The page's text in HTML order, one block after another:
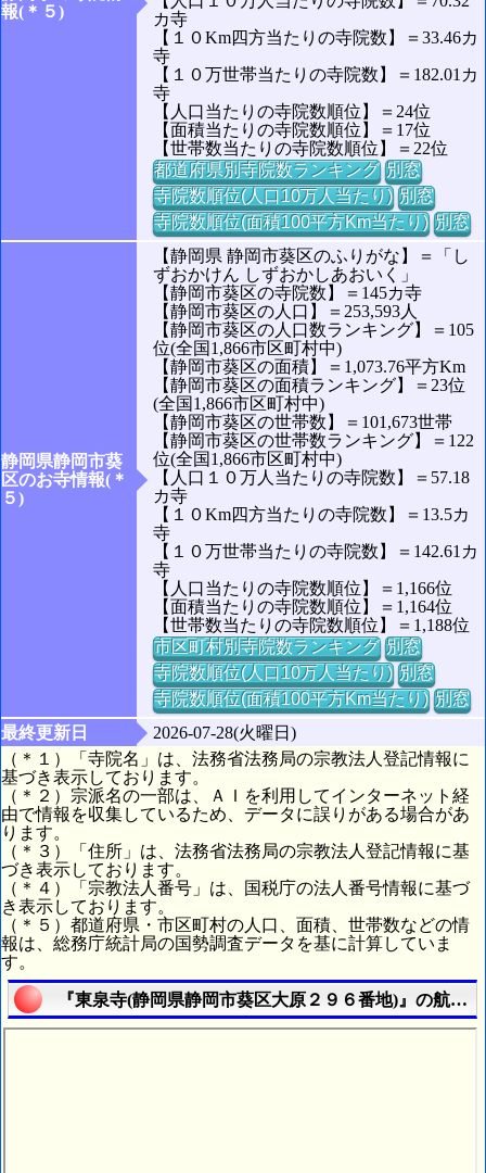
報(＊５)
カ寺
【１０Km四方当たりの寺院数】＝33.46カ
寺
【１０万世帯当たりの寺院数】＝182.01カ
寺
【人口当たりの寺院数順位】＝24位
【面積当たりの寺院数順位】＝17位
【世帯数当たりの寺院数順位】＝22位
都道府県別寺院数ランキング 別窓
寺院数順位(人口10万人当たり) 別窓
寺院数順位(面積100平方Km当たり) 別窓
静岡県静岡市葵
区のお寺情報(＊
５)
【静岡県 静岡市葵区のふりがな】＝「し
ずおかけん しずおかしあおいく」
【静岡市葵区の寺院数】＝145カ寺
【静岡市葵区の人口】＝253,593人
【静岡市葵区の人口数ランキング】＝105
位(全国1,866市区町村中)
【静岡市葵区の面積】＝1,073.76平方Km
【静岡市葵区の面積ランキング】＝23位
(全国1,866市区町村中)
【静岡市葵区の世帯数】＝101,673世帯
【静岡市葵区の世帯数ランキング】＝122
位(全国1,866市区町村中)
【人口１０万人当たりの寺院数】＝57.18
カ寺
【１０Km四方当たりの寺院数】＝13.5カ
寺
【１０万世帯当たりの寺院数】＝142.61カ
寺
【人口当たりの寺院数順位】＝1,166位
【面積当たりの寺院数順位】＝1,164位
【世帯数当たりの寺院数順位】＝1,188位
市区町村別寺院数ランキング 別窓
寺院数順位(人口10万人当たり) 別窓
寺院数順位(面積100平方Km当たり) 別窓
最終更新日
2026-07-28(火曜日)
（＊１）「寺院名」は、法務省法務局の宗教法人登記情報に
基づき表示しております。
（＊２）宗派名の一部は、ＡＩを利用してインターネット経
由で情報を収集しているため、データに誤りがある場合があ
ります。
（＊３）「住所」は、法務省法務局の宗教法人登記情報に基
づき表示しております。
（＊４）「宗教法人番号」は、国税庁の法人番号情報に基づ
き表示しております。
（＊５）都道府県・市区町村の人口、面積、世帯数などの情
報は、総務庁統計局の国勢調査データを基に計算していま
す。
『東泉寺(静岡県静岡市葵区大原２９６番地)』の航空